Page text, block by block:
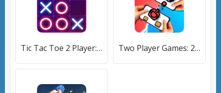
Tic Tac Toe 2 Player: XO Game (Тик Так Тоу 2 игрока) [МОД Бесконечные монеты] APK Android Two Player Games: 2 Player Joy [МОД Много денег] APK Android